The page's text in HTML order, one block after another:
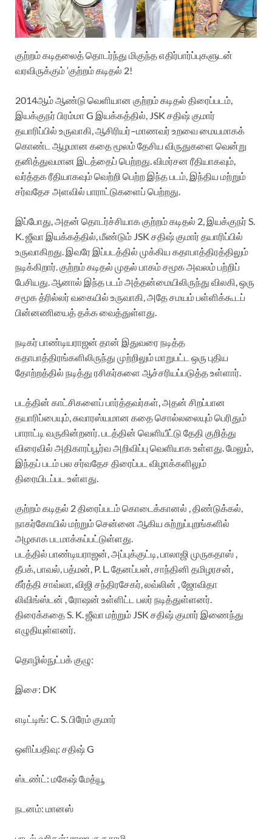
குற்றம் கடிதலைத் தொடர்ந்து மிகுந்த எதிர்பார்ப்புகளுடன்
வரவிருக்கும் ‘குற்றம் கடிதல் 2!
2014ஆம் ஆண்டு வெளியான குற்றம் கடிதல் திரைப்படம்,
இயக்குநர் பிரம்மா G இயக்கத்தில், JSK சதிஷ் குமார்
தயாரிப்பில் உருவாகி, ஆசிரியர்–மாணவர் உறவை மையமாகக்
கொண்ட ஆழமான கதை மூலம் தேசிய விருதுகளை வென்று
தனித்துவமான இடத்தைப் பெற்றது. விமர்சன ரீதியாகவும்,
வர்த்தக ரீதியாகவும் வெற்றி பெற்ற இந்த படம், இந்திய மற்றும்
சர்வதேச அளவில் பாராட்டுகளைப் பெற்றது.
இப்போது, அதன் தொடர்ச்சியாக குற்றம் கடிதல் 2, இயக்குநர் S.
K. ஜீவா இயக்கத்தில், மீண்டும் JSK சதிஷ் குமார் தயாரிப்பில்
உருவாகிறது. இவரே இப்படத்தில் முக்கிய கதாபாத்திரத்திலும்
நடிக்கிறார். குற்றம் கடிதல் முதல் பாகம் சமூக அவலம் பற்றிப்
பேசியது. ஆனால் இந்த படம் அத்தன்மையிலிருந்து விலகி, ஒரு
சமூக த்ரில்லர் வகையில் உருவாகி, அதே சமயம் பள்ளிக்கூடப்
பின்னணியைத் தக்க வைத்துள்ளது.
நடிகர் பாண்டியராஜன் தான் இதுவரை நடித்த
கதாபாத்திரங்களிலிருந்து முற்றிலும் மாறுபட்ட ஒரு புதிய
தோற்றத்தில் நடித்து ரசிகர்களை ஆச்சரியப்படுத்த உள்ளார்.
படத்தின் காட்சிகளைப் பார்த்தவர்கள், அதன் சிறப்பான
தயாரிப்பையும், சுவாரஸ்யமான கதை சொல்லலையும் பெரிதும்
பாராட்டி வருகின்றனர். படத்தின் வெளியீட்டு தேதி குறித்து
விரைவில் அதிகாரப்பூர்வ அறிவிப்பு வெளியாக உள்ளது. மேலும்,
இந்தப் படம் பல சர்வதேச திரைப்பட விழாக்களிலும்
திரையிடப்பட உள்ளது.
குற்றம் கடிதல் 2 திரைப்படம் கொடைக்கானல் , திண்டுக்கல்,
நாகர்கோயில் மற்றும் சென்னை ஆகிய சுற்றுப்புறங்களில்
அழகாக படமாக்கப்பட்டுள்ளது.
படத்தில் பாண்டியராஜன், அப்புக்குட்டி, பாலாஜி முருகதாஸ் ,
தீபக், பாவல், பத்மன், P. L. தேனப்பன், சாந்தினி தமிழரசன்,
கீர்த்தி சாவ்லா, விஜி சந்திரசேகர், லவ்லின் , ஜோவிதா
லிவிங்ஸ்டன் , ரோஷன் உள்ளிட்ட பலர் நடித்துள்ளனர்.
திரைக்கதை S. K. ஜீவா மற்றும் JSK சதிஷ் குமார் இணைந்து
எழுதியுள்ளனர்.
தொழில்நுட்பக் குழு:
இசை: DK
எடிட்டிங்: C. S. பிரேம் குமார்
ஒளிப்பதிவு: சதிஷ் G
ஸ்டண்ட்: மகேஷ் மேத்யூ
நடனம்: மானஸ்